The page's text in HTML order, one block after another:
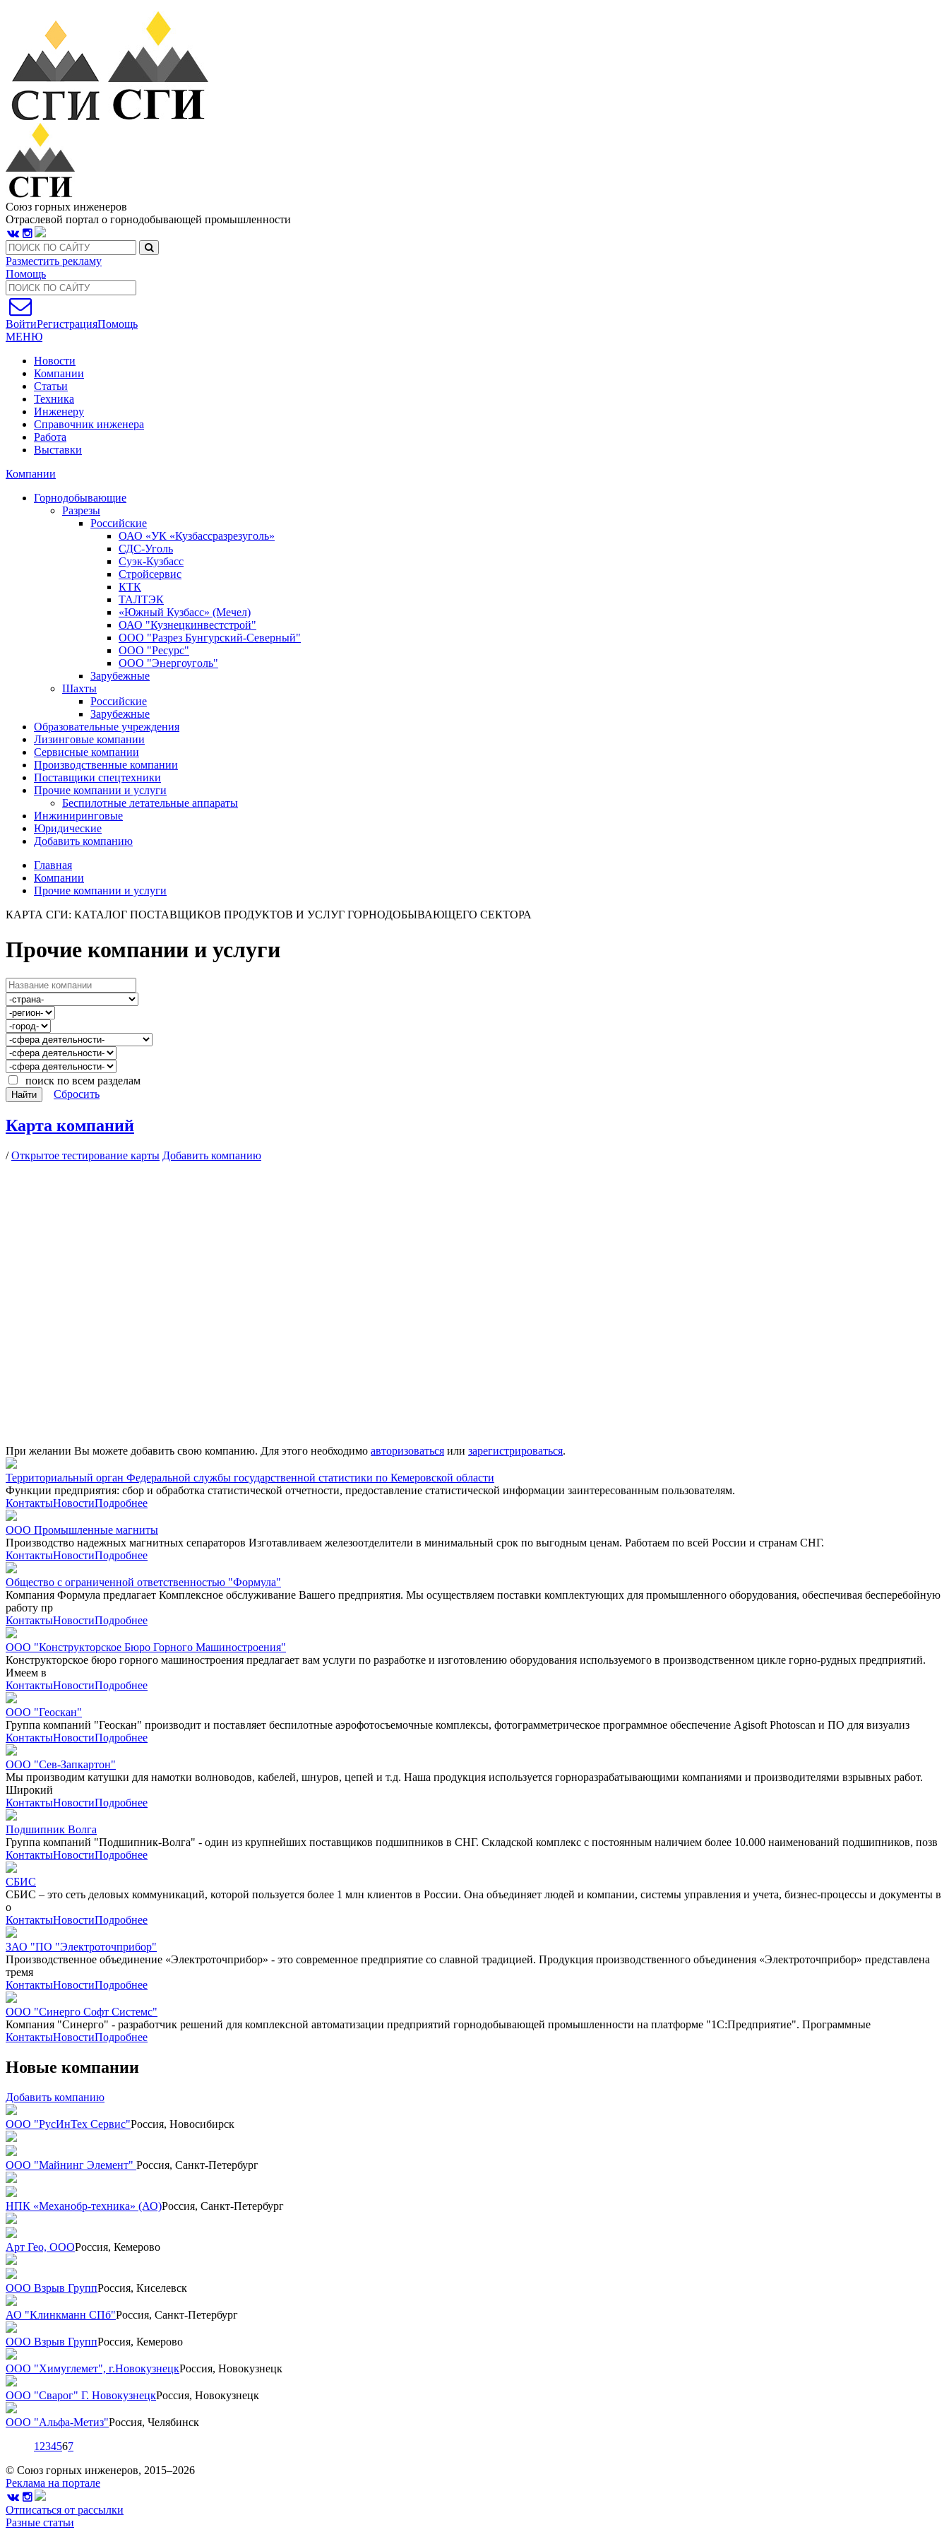
Союз горных инженеров
Отраслевой портал о горнодобывающей промышленности
Разместить рекламу
Помощь
ВойтиРегистрацияПомощь
МЕНЮ
Новости
Компании
Статьи
Техника
Инженеру
Справочник инженера
Работа
Выставки
Компании
Горнодобывающие
Разрезы
Российские
ОАО «УК «Кузбассразрезуголь»
СДС-Уголь
Суэк-Кузбасс
Стройсервис
КТК
ТАЛТЭК
«Южный Кузбасс» (Мечел)
ОАО "Кузнецкинвестстрой"
ООО "Разрез Бунгурский-Северный"
ООО "Ресурс"
ООО "Энергоуголь"
Зарубежные
Шахты
Российские
Зарубежные
Образовательные учреждения
Лизинговые компании
Сервисные компании
Производственные компании
Поставщики спецтехники
Прочие компании и услуги
Беспилотные летательные аппараты
Инжиниринговые
Юридические
Добавить компанию
Главная
Компании
Прочие компании и услуги
КАРТА СГИ: КАТАЛОГ ПОСТАВЩИКОВ ПРОДУКТОВ И УСЛУГ ГОРНОДОБЫВАЮЩЕГО СЕКТОРА
Прочие компании и услуги
поиск по всем разделам
Найти Сбросить
Карта компаний
/Открытое тестирование карты Добавить компанию
При желании Вы можете добавить свою компанию. Для этого необходимо авторизоваться или зарегистрироваться.
Территориальный орган Федеральной службы государственной статистики по Кемеровской области
Функции предприятия: сбор и обработка статистической отчетности, предоставление статистической информации заинтересованным пользователям.
КонтактыНовостиПодробнее
ООО Промышленные магниты
Производство надежных магнитных сепараторов Изготавливаем железоотделители в минимальный срок по выгодным ценам. Работаем по всей России и странам СНГ.
КонтактыНовостиПодробнее
Общество с ограниченной ответственностью "Формула"
Компания Формула предлагает Комплексное обслуживание Вашего предприятия. Мы осуществляем поставки комплектующих для промышленного оборудования, обеспечивая бесперебойную
работу пр
КонтактыНовостиПодробнее
ООО "Конструкторское Бюро Горного Машиностроения"
Конструкторское бюро горного машиностроения предлагает вам услуги по разработке и изготовлению оборудования используемого в производственном цикле горно-рудных предприятий.
Имеем в
КонтактыНовостиПодробнее
ООО "Геоскан"
Группа компаний "Геоскан" производит и поставляет беспилотные аэрофотосъемочные комплексы, фотограмметрическое программное обеспечение Agisoft Photoscan и ПО для визуализ
КонтактыНовостиПодробнее
ООО "Сев-Запкартон"
Мы производим катушки для намотки волноводов, кабелей, шнуров, цепей и т.д. Наша продукция используется горноразрабатывающими компаниями и производителями взрывных работ.
Широкий
КонтактыНовостиПодробнее
Подшипник Волга
Группа компаний "Подшипник-Волга" - один из крупнейших поставщиков подшипников в СНГ. Складской комплекс с постоянным наличием более 10.000 наименований подшипников, позв
КонтактыНовостиПодробнее
СБИС
СБИС – это сеть деловых коммуникаций, которой пользуется более 1 млн клиентов в России. Она объединяет людей и компании, системы управления и учета, бизнес-процессы и документы в
о
КонтактыНовостиПодробнее
ЗАО "ПО "Электроточприбор"
Производственное объединение «Электроточприбор» - это современное предприятие со славной традицией. Продукция производственного объединения «Электроточприбор» представлена
тремя
КонтактыНовостиПодробнее
ООО "Синерго Софт Системс"
Компания "Синерго" - разработчик решений для комплексной автоматизации предприятий горнодобывающей промышленности на платформе "1С:Предприятие". Программные
КонтактыНовостиПодробнее
Новые компании
Добавить компанию
ООО "РусИнТех Сервис"Россия, Новосибирск
ООО "Майнинг Элемент" Россия, Санкт-Петербург
НПК «Механобр-техника» (АО)Россия, Санкт-Петербург
Арт Гео, ОООРоссия, Кемерово
ООО Взрыв ГруппРоссия, Киселевск
АО "Клинкманн СПб"Россия, Санкт-Петербург
ООО Взрыв ГруппРоссия, Кемерово
ООО "Химуглемет", г.НовокузнецкРоссия, Новокузнецк
ООО "Сварог" Г. НовокузнецкРоссия, Новокузнецк
ООО "Альфа-Метиз"Россия, Челябинск
1 234567
© Союз горных инженеров, 2015–2026
Реклама на портале
Отписаться от рассылки
Разные статьи